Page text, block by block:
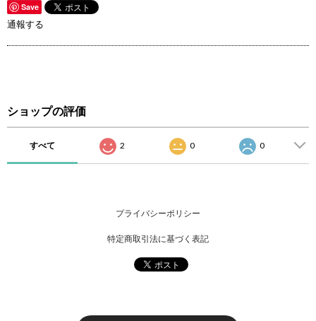
Save
通報する
ショップの評価
すべて 2 0 0
プライバシーポリシー
特定商取引法に基づく表記